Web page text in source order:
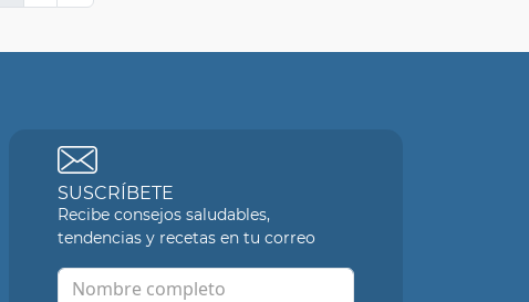
SUSCRÍBETE
Recibe consejos saludables,
tendencias y recetas en tu correo